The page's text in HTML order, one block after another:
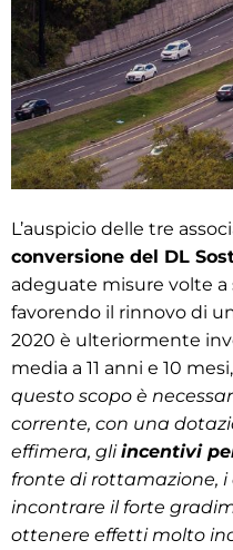
L’auspicio delle tre
conversione del DL
adeguate misure volte
favorendo il rinnovo di
2020 è ulteriormente
media a 11 anni e 10
questo scopo è
corrente, con una
effimera, gliincentivi
fronte di rottamazione,
incontrare il forte
ottenere effetti molto